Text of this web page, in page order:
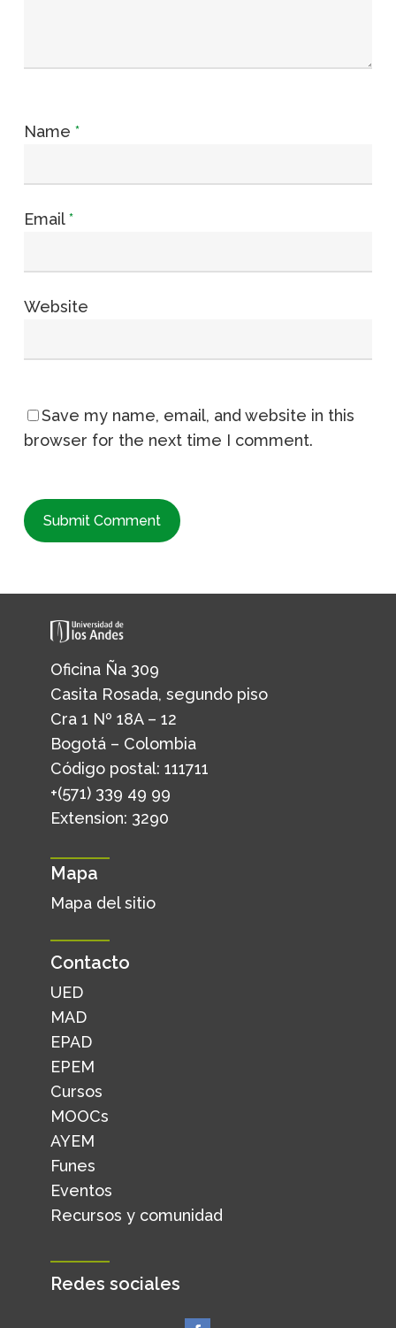
Name *
Email*
Website
Save my name, email, and website in this
browser for the next time I comment.
Oficina Ña 309
Casita Rosada, segundo piso
Cra 1 Nº 18A – 12
Bogotá – Colombia
Código postal: 111711
+(571) 339 49 99
Extension: 3290
Mapa
Mapa del sitio
Contacto
UED
MAD
EPAD
EPEM
Cursos
MOOCs
AYEM
Funes
Eventos
Recursos y comunidad
Redes sociales